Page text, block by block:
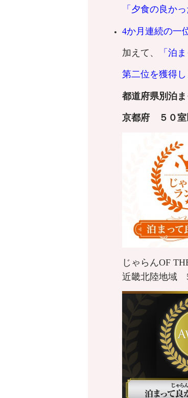
「夕食の良か
4か月連続の一
加えて、 「泊
第二位を獲得し
都道府県別泊
京都府 ５０
じゃらんOF
近畿北陸地域